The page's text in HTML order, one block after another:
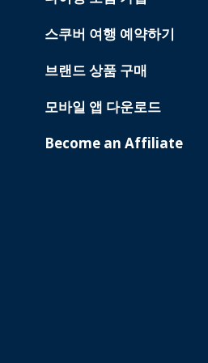
스쿠버 여행 예약하기
브랜드 상품 구매
모바일 앱 다운로드
Become an Affiliate